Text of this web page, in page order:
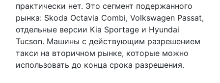
практически нет. Это сегмент подержанного
рынка: Skoda Octavia Combi, Volkswagen Passat,
отдельные версии Kia Sportage и Hyundai
Tucson. Машины с действующим разрешением
такси на вторичном рынке, которые можно
использовать до конца срока разрешения.